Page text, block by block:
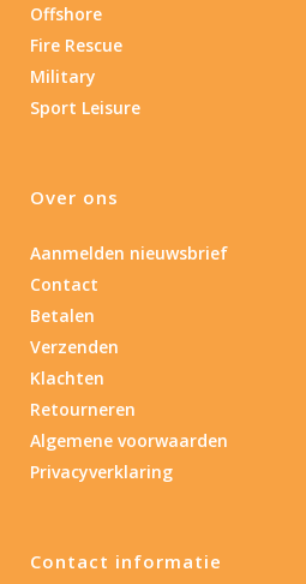
Offshore
Fire Rescue
Military
Sport Leisure
Over ons
Aanmelden nieuwsbrief
Contact
Betalen
Verzenden
Klachten
Retourneren
Algemene voorwaarden
Privacyverklaring
Contact informatie